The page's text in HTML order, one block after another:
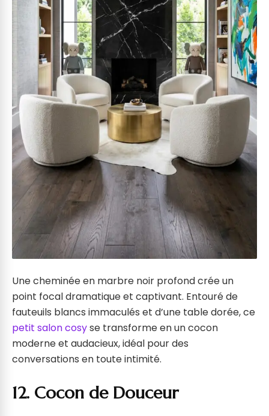
Une cheminée en marbre noir profond crée un
point focal dramatique et captivant. Entouré de
fauteuils blancs immaculés et d’une table dorée, ce
petit salon cosyse transforme en un cocon
moderne et audacieux, idéal pour des
conversations en toute intimité.
12. Cocon de Douceur